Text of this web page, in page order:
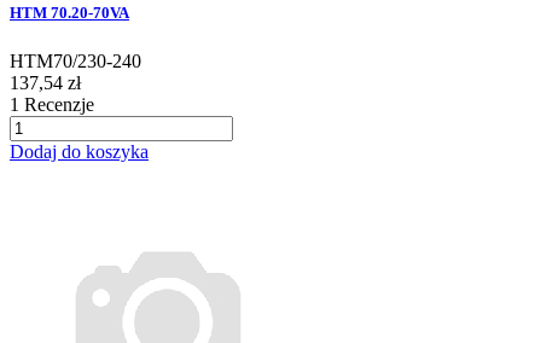
HTM 70.20-70VA
HTM70/230-240
137,54 zł
1 Recenzje
Dodaj do koszyka